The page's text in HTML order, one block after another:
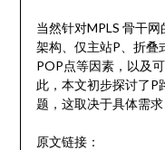
当然针对MPLS 骨干
架构、仅主站P、折叠
POP点等因素，以及
此，本文初步探讨了P
题，这取决于具体需
原文链接：